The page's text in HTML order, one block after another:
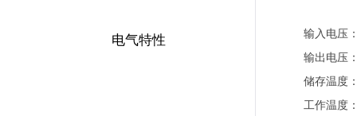
电气特性
输入电压
输出电压
储存温度
工作温度